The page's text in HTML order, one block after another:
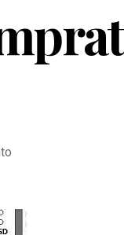
su
–
Comprati